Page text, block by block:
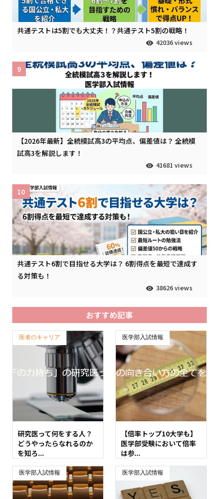
共通テストは5割でも大丈夫！？共通テスト5割の戦略！
42036 views
【2026年最新】全統模試高3の平均点、偏差値は？ 全統模
試高3を解説します！
41681 views
9
共通テスト6割で目指せる大学は？ 6割得点を最短で達成す
る対策も！
38626 views
10
おすすめ記事
医者のキャリア
研究医って何をする人？
どうやったらなれるのか
を知ろ...
医学部入試情報
【倍率トップ10大学も】
医学部受験において倍率
は参...
医学部入試情報 医学部入試情報